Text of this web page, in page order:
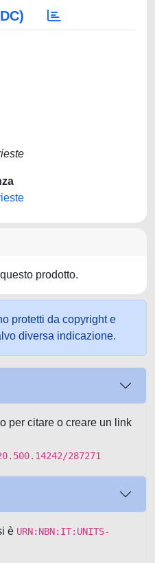
prodotto.
protetti da copyright e
diversa indicazione.
per citare o creare un link
287271
è URN:NBN:IT:UNITS-